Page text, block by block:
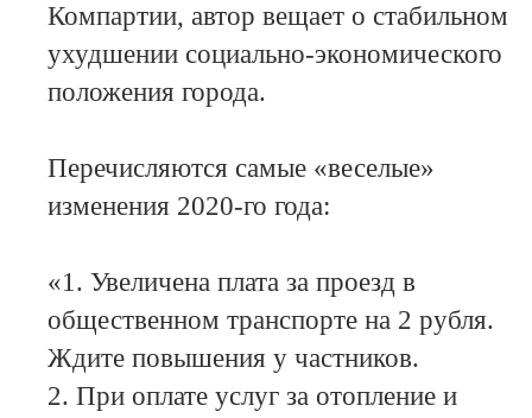
Компартии, автор вещает о стабильном
ухудшении социально-экономического
положения города.
Перечисляются самые «веселые»
изменения 2020-го года:
«1. Увеличена плата за проезд в
общественном транспорте на 2 рубля.
Ждите повышения у частников.
2. При оплате услуг за отопление и